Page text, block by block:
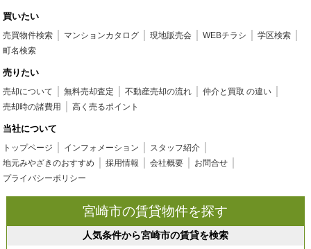
買いたい
売買物件検索 マンションカタログ 現地販売会 WEBチラシ
学区検索
町名検索
売りたい
売却について 無料売却査定 不動産売却の流れ
仲介と買取 の違い
売却時の諸費用
高く売るポイント
当社について
トップページ インフォメーション
スタッフ紹介
地元みやざきのおすすめ
採用情報 会社概要
お問合せ
プライバシーポリシー
宮崎市の賃貸物件を探す
人気条件から宮崎市の賃貸を検索